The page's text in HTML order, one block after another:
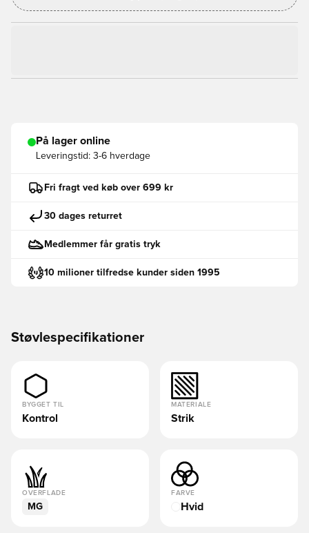
På lager online
Leveringstid: 3-6 hverdage
Fri fragt ved køb over 699 kr
30 dages returret
Medlemmer får gratis tryk
10 milioner tilfredse kunder siden 1995
Støvlespecifikationer
BYGGET TIL
Kontrol
MATERIALE
Strik
OVERFLADE
MG
FARVE
Hvid